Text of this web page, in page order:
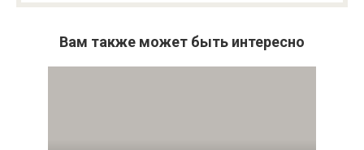
Вам также может быть интересно